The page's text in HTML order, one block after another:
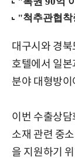
대구시와 경
호텔에서 일
분야 대형방
이번 수출상
소재 관련 중
을 지원하기